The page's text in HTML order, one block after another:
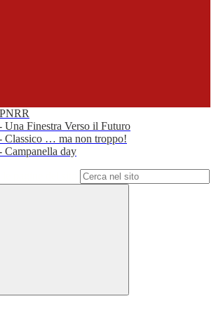
Una Finestra Verso il Futuro
Classico … ma non troppo!
Campanella day